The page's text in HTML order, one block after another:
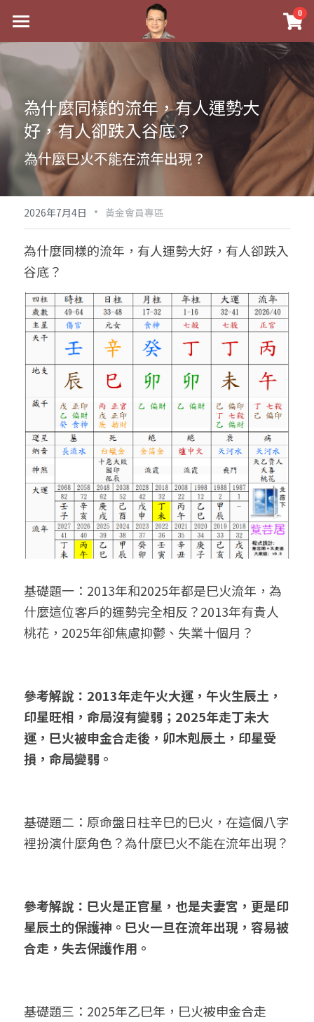
0
最新消息
關於我
實體經營
祖傳命理
手工印鑑
課程介紹
五行八字學
後天派陽宅
Blog
黃金會員專區
八字雜記
心靈成長
人氣最高
站長精選
臉書生活
好書推廌
試閱專區
Podcast聽書
團隊訓練營
八字視頻
陽宅視頻
線上直播
自我挑戰
線上學苑
八字初階班1
八字初階班2
八字進階班
八字中階班
八字高階班
五人實戰班
五行計算初階班
五行計算高階班
團隊訓練營
命理商城
八字完整班
《十神高階實戰錄》完整典藏版
科學八字推理PDF
八字批命
小兒命名
我的著作
科學八字推理1
科學八字推理2
科學八字推理3
科學八字輕鬆學
輕鬆學會科學八字推理
與我預約
批命預約
上課預約
常見問題
登錄/
搜索
繁體中文
繁體中文
0938617837
support@p8zicourse.com
五行八字線上班
為什麼同樣的流年，有人運勢大
好，有人卻跌入谷底？
為什麼巳火不能在流年出現？
2026年7月4日 · 黃金會員專區
為什麼同樣的流年，有人運勢大好，有人卻跌入
谷底？
基礎題一：2013年和2025年都是巳火流年，為
什麼這位客戶的運勢完全相反？2013年有貴人
桃花，2025年卻焦慮抑鬱、失業十個月？
參考解說：2013年走午火大運，午火生辰土，
印星旺相，命局沒有變弱；2025年走丁未大
運，巳火被申金合走後，卯木剋辰土，印星受
損，命局變弱。
基礎題二：原命盤日柱辛巳的巳火，在這個八字
裡扮演什麼角色？為什麼巳火不能在流年出現？
參考解說：巳火是正官星，也是夫妻宮，更是印
星辰土的保護神。巳火一旦在流年出現，容易被
合走，失去保護作用。
基礎題三：2025年乙巳年，巳火被申金合走
×
商品分類
八字線上完整班
科學八字推理PDF
《十神高階實戰錄》完整典藏版
1美元超值PDF
Podcast聽書
八字線上批命
小兒命名